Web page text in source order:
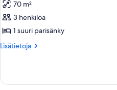
huonetyypin
Deluxe-
sviitti
kuvat
70 m²
3 henkilöä
1 suuri parisänky
Lisätietoja
Lisätietoja